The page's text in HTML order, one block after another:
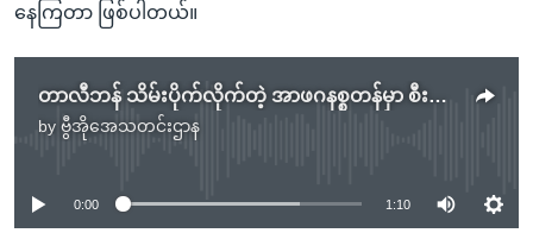
နေကြတာ ဖြစ်ပါတယ်။
တာလီဘန် သိမ်းပိုက်လိုက်တဲ့ အာဖဂနစ္စတန်မှာ စီးပွားရေးအခက်အခဲတွေနဲ့ကြုံ
by ဗွီအိုအေသတင်းဌာန
No media source currently available
0:00 1:10